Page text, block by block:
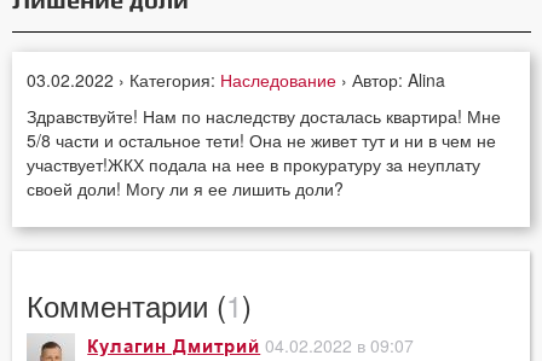
03.02.2022 › Категория: Наследование › Автор: Alina
Здравствуйте! Нам по наследству досталась квартира! Мне
5/8 части и остальное тети! Она не живет тут и ни в чем не
участвует!ЖКХ подала на нее в прокуратуру за неуплату
своей доли! Могу ли я ее лишить доли?
Комментарии (1)
Кулагин Дмитрий 04.02.2022 в 09:07